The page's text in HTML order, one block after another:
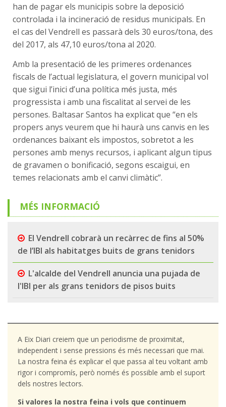
han de pagar els municipis sobre la deposició
controlada i la incineració de residus municipals. En
el cas del Vendrell es passarà dels 30 euros/tona, des
del 2017, als 47,10 euros/tona al 2020.
Amb la presentació de les primeres ordenances
fiscals de l’actual legislatura, el govern municipal vol
que sigui l’inici d’una política més justa, més
progressista i amb una fiscalitat al servei de les
persones. Baltasar Santos ha explicat que “en els
propers anys veurem que hi haurà uns canvis en les
ordenances baixant els impostos, sobretot a les
persones amb menys recursos, i aplicant algun tipus
de gravamen o bonificació, segons escaigui, en
temes relacionats amb el canvi climàtic”.
MÉS INFORMACIÓ
El Vendrell cobrarà un recàrrec de fins al 50%
de l’IBI als habitatges buits de grans tenidors
L'alcalde del Vendrell anuncia una pujada de
l'IBI per als grans tenidors de pisos buits
A Eix Diari creiem que un periodisme de proximitat,
independent i sense pressions és més necessari que mai.
La nostra feina és explicar el que passa al teu voltant amb
rigor i compromís, però només és possible amb el suport
dels nostres lectors.
Si valores la nostra feina i vols que continuem